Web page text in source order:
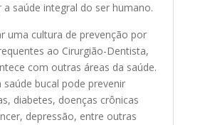
a saúde integral do ser humano.
uma cultura de prevenção por
ao Cirurgião-Dentista,
com outras áreas da saúde.
bucal pode prevenir
diabetes, doenças crônicas
depressão, entre outras